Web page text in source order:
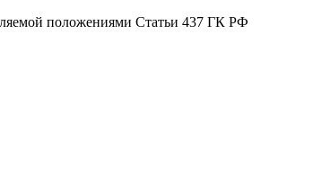
положениями Статьи 437 ГК РФ